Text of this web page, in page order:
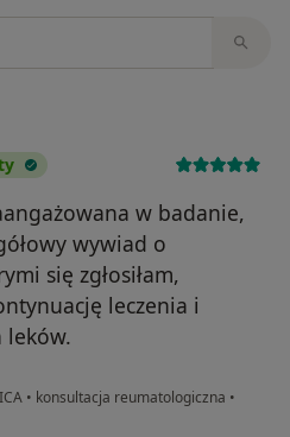
w badanie,
wywiad o
się zgłosiłam,
leczenia i
leków.
• konsultacja reumatologiczna •